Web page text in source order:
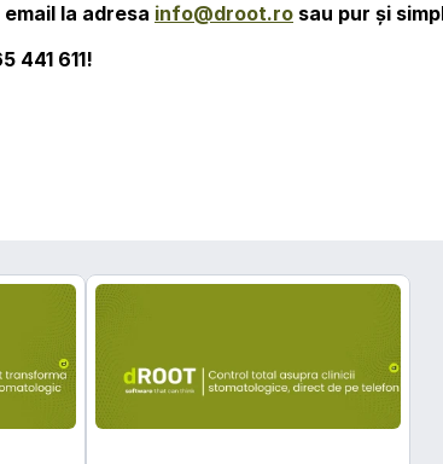
la adresa info@droot.ro sau pur şi
441 611!